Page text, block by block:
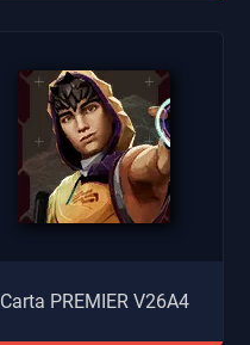
Carta PREMIER V26A4